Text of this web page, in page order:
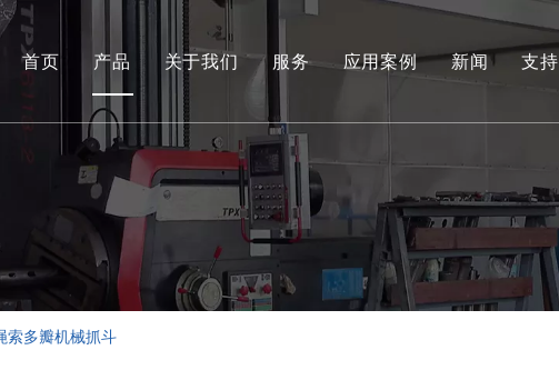
首页 产品
环保和可再生能源抓取系列
工程液压抓斗系列
环保料斗
水下挖泥抓斗系列
港口货物装卸抓斗系列
关于我们 服务 应用案例 新闻 支持
索多瓣机械抓斗